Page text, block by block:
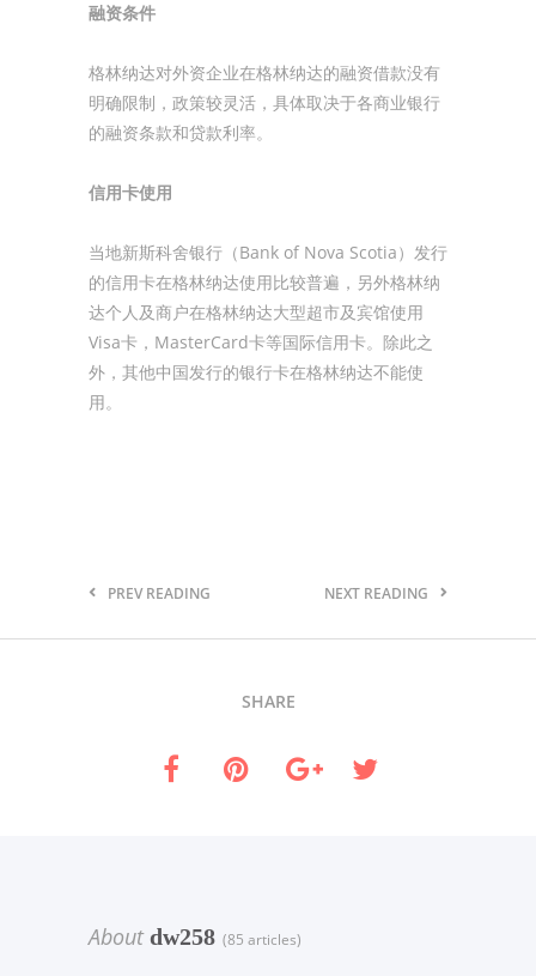
融资条件
格林纳达对外资企业在格林纳达的融资借款没有
明确限制，政策较灵活，具体取决于各商业银行
的融资条款和贷款利率。
信用卡使用
当地新斯科舍银行（Bank of Nova Scotia）发行
的信用卡在格林纳达使用比较普遍，另外格林纳
达个人及商户在格林纳达大型超市及宾馆使用
Visa卡，MasterCard卡等国际信用卡。除此之
外，其他中国发行的银行卡在格林纳达不能使
用。
PREV READING NEXT READING
SHARE
Aboutdw258 (85 articles)